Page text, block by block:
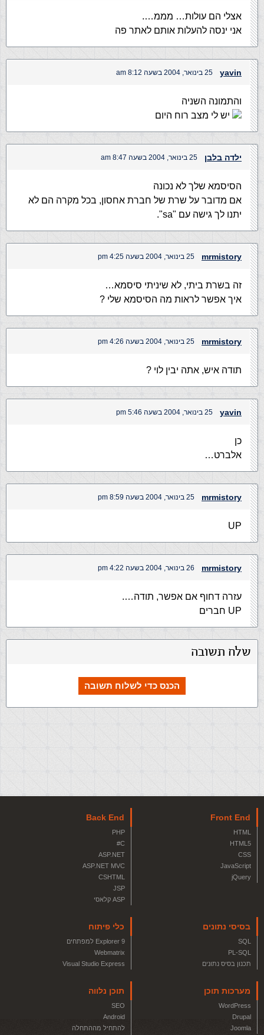
אצלי הם עולות… מממ….
אני ינסה להעלות אותם לאתר פה
yavin 25 בינואר, 2004 בשעה 8:12 am
והתמונה השניה
יש לי מצב רוח היום
ילדה בלבן 25 בינואר, 2004 בשעה 8:47 am
הסיסמא שלך לא נכונה
אם מדובר על שרת של חברת אחסון, בכל מקרה הם לא
יתנו לך גישה עם "sa".
mrmistory 25 בינואר, 2004 בשעה 4:25 pm
זה בשרת ביתי, לא שיניתי סיסמא…
איך אפשר לראות מה הסיסמא שלי ?
mrmistory 25 בינואר, 2004 בשעה 4:26 pm
תודה איש, אתה יבין לוי ?
yavin 25 בינואר, 2004 בשעה 5:46 pm
כן
אלברט…
mrmistory 25 בינואר, 2004 בשעה 8:59 pm
UP
mrmistory 26 בינואר, 2004 בשעה 4:22 pm
עזרה דחוף אם אפשר, תודה….
UP חברים
שלח תשובה
הכנס כדי לשלוח תשובה
Front End
HTML
HTML5
CSS
JavaScript
jQuery
Back End
PHP
C#
ASP.NET
ASP.NET MVC
CSHTML
JSP
ASP קלאסי
בסיסי נתונים
SQL
PL-SQL
תכנון בסיס נתונים
כלי פיתוח
Explorer 9 למפתחים
Webmatrix
Visual Studio Express
מערכות תוכן
WordPress
Drupal
Joomla
תוכן נלווה
SEO
Android
להתחיל מההתחלה